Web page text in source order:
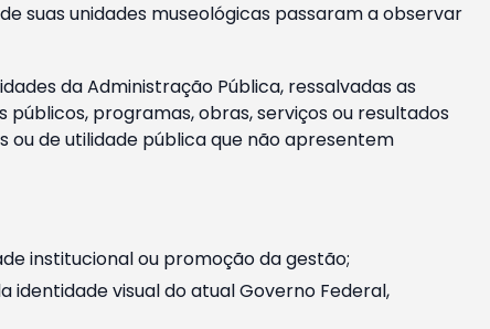
suas unidades museológicas passaram a observar
da Administração Pública, ressalvadas as
programas, obras, serviços ou resultados
de utilidade pública que não apresentem
institucional ou promoção da gestão;
visual do atual Governo Federal,